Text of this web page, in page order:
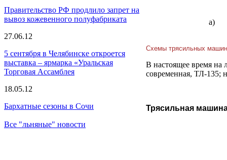
Правительство РФ продлило запрет на
вывоз кожевенного полуфабриката
27.06.12
5 сентября в Челябинске откроется
выставка – ярмарка «Уральская
Торговая Ассамблея
18.05.12
Бархатные сезоны в Сочи
Все "льняные" новости
а)
Схемы трясильных
В настоящее время на
современная, ТЛ-135;
Трясильная